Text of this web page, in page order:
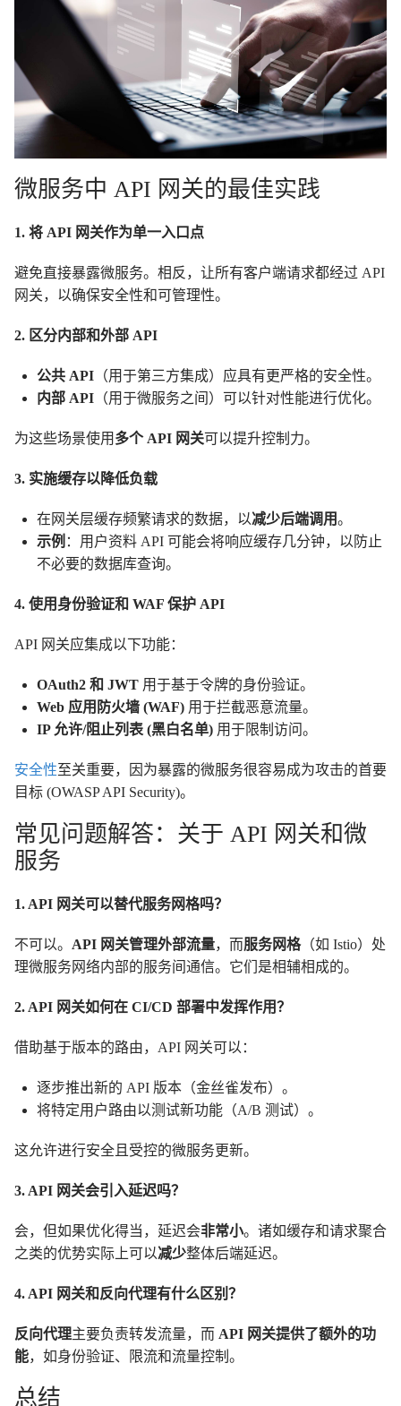
微服务中 API 网关的最佳实践
1. 将 API 网关作为单一入口点
避免直接暴露微服务。相反，让所有客户端请求都经过 API
网关，以确保安全性和可管理性。
2. 区分内部和外部 API
公共 API （用于第三方集成）应具有更严格的安全性。
内部 API （用于微服务之间）可以针对性能进行优化。
为这些场景使用 多个 API 网关可以提升控制力。
3. 实施缓存以降低负载
在网关层缓存频繁请求的数据，以减少后端调用。
示例 ：用户资料 API 可能会将响应缓存几分钟，以防止
不必要的数据库查询。
4. 使用身份验证和 WAF 保护 API
API 网关应集成以下功能：
OAuth2 和 JWT 用于基于令牌的身份验证。
Web 应用防火墙 (WAF) 用于拦截恶意流量。
IP 允许/阻止列表 (黑白名单) 用于限制访问。
安全性至关重要，因为暴露的微服务很容易成为攻击的首要
目标 (OWASP API Security)。
常见问题解答：关于 API 网关和微
服务
1. API 网关可以替代服务网格吗？
不可以。 API 网关管理外部流量，而服务网格（如 Istio）处
理微服务网络内部的服务间通信。它们是相辅相成的。
2. API 网关如何在 CI/CD 部署中发挥作用？
借助基于版本的路由，API 网关可以：
逐步推出新的 API 版本（金丝雀发布）。
将特定用户路由以测试新功能（A/B 测试）。
这允许进行安全且受控的微服务更新。
3. API 网关会引入延迟吗？
会，但如果优化得当，延迟会非常小。诸如缓存和请求聚合
之类的优势实际上可以减少整体后端延迟。
4. API 网关和反向代理有什么区别？
反向代理主要负责转发流量，而 API 网关提供了额外的功
能，如身份验证、限流和流量控制。
总结